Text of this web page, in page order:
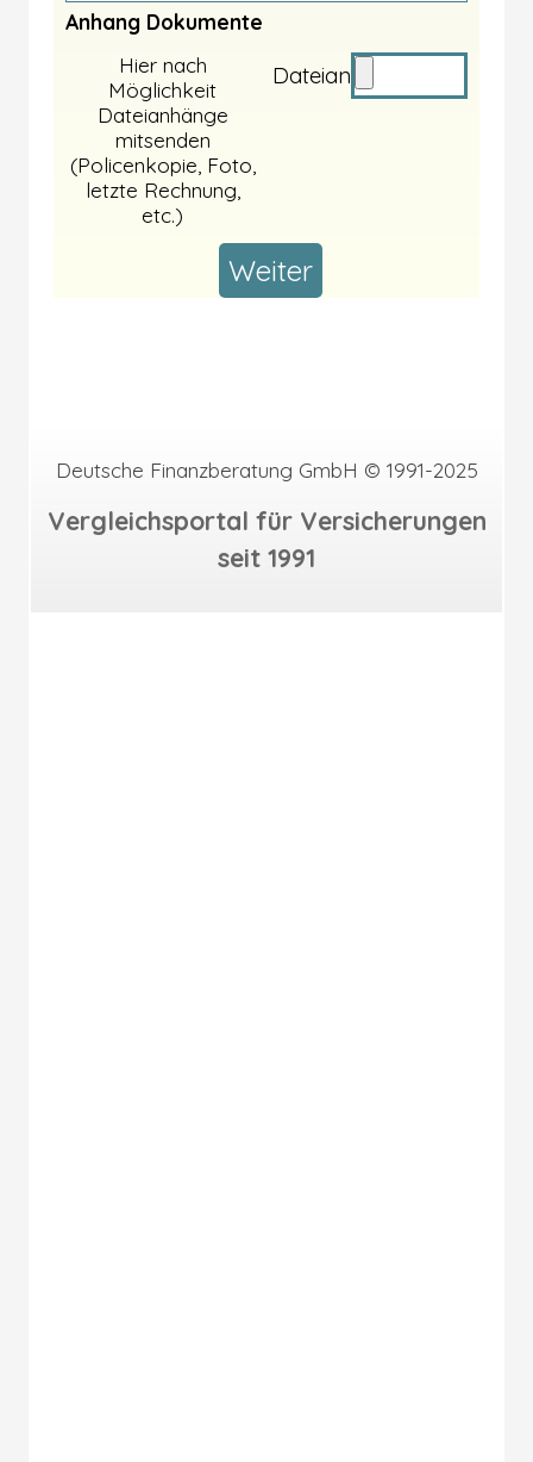
Anhang Dokumente
Hier nach
Möglichkeit
Dateianhänge
mitsenden
(Policenkopie, Foto,
letzte Rechnung,
etc.)
Dateianhänge
Deutsche Finanzberatung GmbH © 1991-2025
Vergleichsportal für Versicherungen
seit 1991